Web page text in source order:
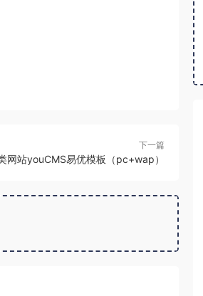
下一篇
网站youCMS易优模板（pc+wap）